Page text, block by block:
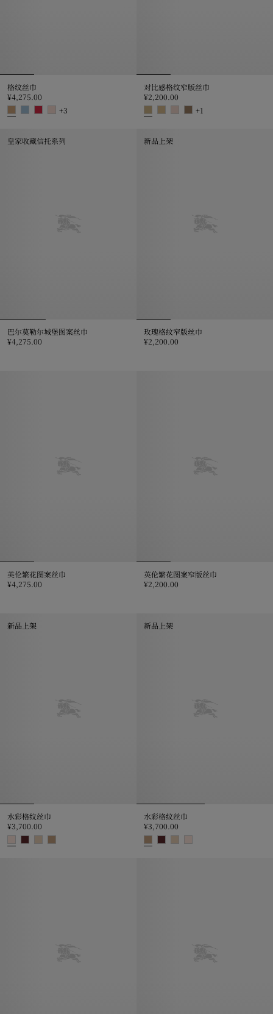
格纹丝巾
¥4,275.00
+3
对比感格纹窄版丝巾
¥2,200.00
+1
皇家收藏信托系列
巴尔莫勒尔城堡图案丝巾
¥4,275.00
新品上架
玫瑰格纹窄版丝巾
¥2,200.00
英伦繁花图案丝巾
¥4,275.00
英伦繁花图案窄版丝巾
¥2,200.00
新品上架
水彩格纹丝巾
¥3,700.00
新品上架
水彩格纹丝巾
¥3,700.00